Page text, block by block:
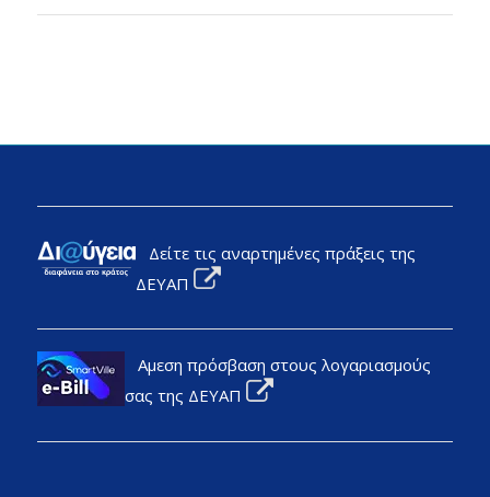
Δείτε τις αναρτημένες πράξεις της
ΔΕΥΑΠ
Αμεση πρόσβαση στους λογαριασμούς
σας της ΔΕΥΑΠ